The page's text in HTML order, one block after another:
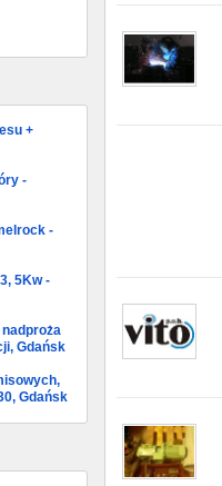
+
-
-
5Kw -
Gdańsk
Gdańsk